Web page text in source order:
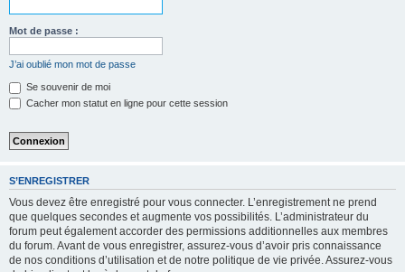
Mot de passe :
J’ai oublié mon mot de passe
Se souvenir de moi
Cacher mon statut en ligne pour cette session
S’ENREGISTRER
Vous devez être enregistré pour vous connecter. L’enregistrement ne prend
que quelques secondes et augmente vos possibilités. L’administrateur du
forum peut également accorder des permissions additionnelles aux membres
du forum. Avant de vous enregistrer, assurez-vous d’avoir pris connaissance
de nos conditions d’utilisation et de notre politique de vie privée. Assurez-vous